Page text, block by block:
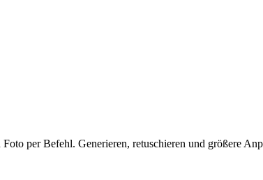
per Befehl. Generieren, retuschieren und größere